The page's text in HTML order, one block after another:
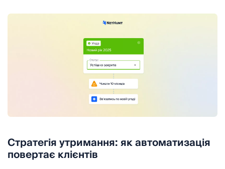
Стратегія утримання: як автоматизація
повертає клієнтів